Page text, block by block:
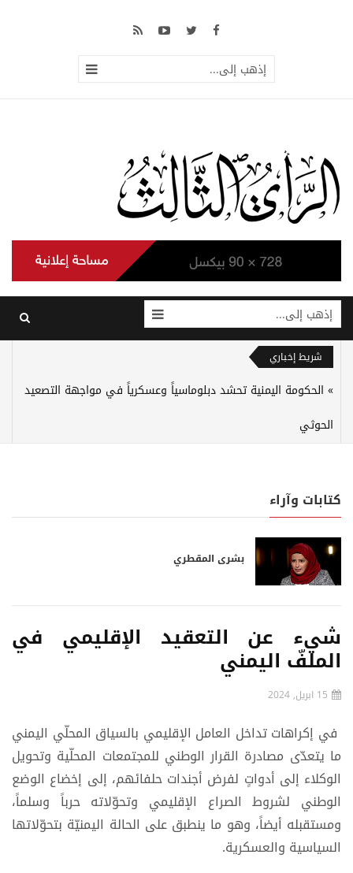
إذهب إلى...
إذهب إلى...
شريط إخباري
الحكومة اليمنية تحشد دبلوماسياً وعسكرياً في مواجهة التصعيد
الحوثي
كتابات وآراء
بشرى المقطري
شيء عن التعقيد الإقليمي في
الملفّ اليمني
15 ابريل, 2024
في إكراهات تداخل العامل الإقليمي بالسياق المحلّي اليمني
ما يتعدّى مصادرة القرار الوطني للمجتمعات المحلّية وتحويل
الوكلاء إلى أدواتٍ لفرض أجندات حلفائهم، إلى إخضاع الوضع
الوطني لشروط الصراع الإقليمي وتحوّلاته حرباً وسلماً،
ومستقبله أيضاً، وهو ما ينطبق على الحالة اليمنيّة بتحوّلاتها
السياسية والعسكرية.